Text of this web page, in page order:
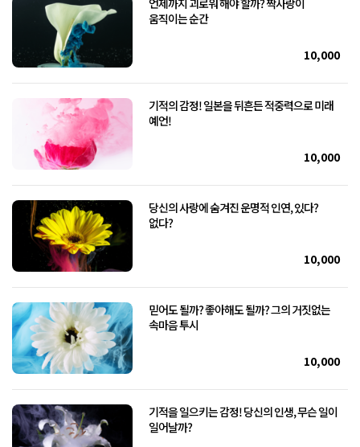
언제까지 괴로워 해야 할까? 짝사랑이
움직이는 순간
10,000
기적의 감정! 일본을 뒤흔든 적중력으로 미래
예언!
10,000
당신의 사랑에 숨겨진 운명적 인연, 있다?
없다?
10,000
믿어도 될까? 좋아해도 될까? 그의 거짓없는
속마음 투시
10,000
기적을 일으키는 감정! 당신의 인생, 무슨 일이
일어날까?